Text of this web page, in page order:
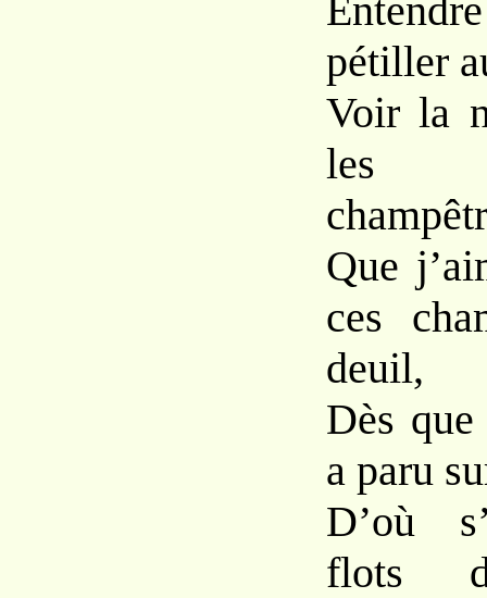
pétiller
Voir la
les
Que
ces
deuil,
Dès
a paru
D’où
flots